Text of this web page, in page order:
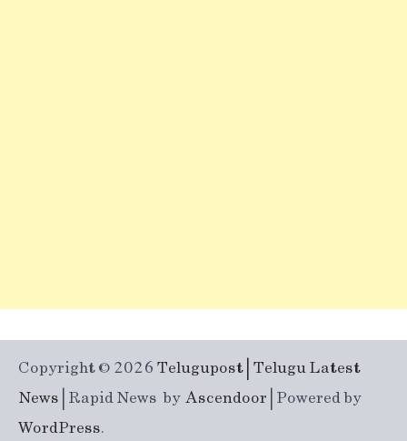
Copyright © 2026 Telugupost | Telugu Latest
News | Rapid News byAscendoor | Powered by
WordPress.